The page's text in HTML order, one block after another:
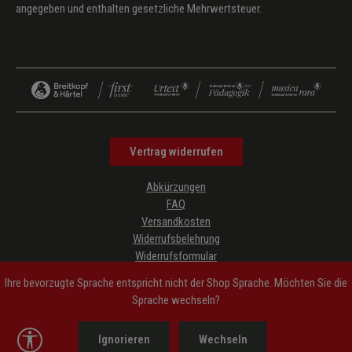
angegeben und enthalten gesetzliche Mehrwertsteuer.
Vertrag widerrufen
Abkürzungen
FAQ
Versandkosten
Widerrufsbelehrung
Widerrufsformular
AGB
Impressum
Hinweise zur Barrierefreiheit
Cookie-Einstellungen
Ihre bevorzugte Sprache entspricht nicht der Shop Sprache. Möchten Sie die
Sprache wechseln?
Ignorieren Wechseln
Werkzeugleiste anzeigen